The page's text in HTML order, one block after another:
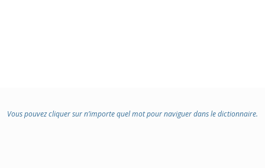
Vous pouvez cliquer sur n’importe quel mot pour naviguer dans le dictionnaire.